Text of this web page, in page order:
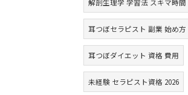
解剖生理学 学習法 スキマ時間
耳つぼセラピスト 副業 始め方
耳つぼダイエット 資格 費用
未経験 セラピスト資格 2026